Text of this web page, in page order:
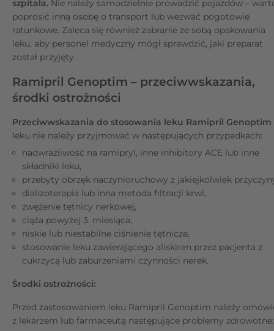
szpitala. Nie należy samodzielnie prowadzić pojazdów –
poprosić inną osobę o transport lub wezwać pogotowie
ratunkowe. Zaleca się również zabranie ze sobą opakowania
leku, aby personel medyczny mógł sprawdzić, jaki preparat
został przyjęty.
Ramipril Genoptim – przeciwwskazania,
środki ostrożności
Przeciwwskazania do stosowania leku Ramipril Genoptim
leku nie należy przyjmować w następujących przypadkach:
nadwrażliwość na ramipryl, inne inhibitory ACE lub inne
składniki leku,
przebyty obrzęk naczynioruchowy z jakiejkolwiek
dializoterapia lub inna metoda filtracji krwi,
zwężenie tętnicy nerkowej,
ciąża powyżej 3. miesiąca,
niskie lub niestabilne ciśnienie tętnicze,
stosowanie leku zawierającego aliskiren przez pacjenta z
cukrzycą lub zaburzeniami czynności nerek.
Środki ostrożności:
Przed zastosowaniem leku Ramipril Genoptim należy
z lekarzem lub farmaceutą następujące problemy zdrowotne: